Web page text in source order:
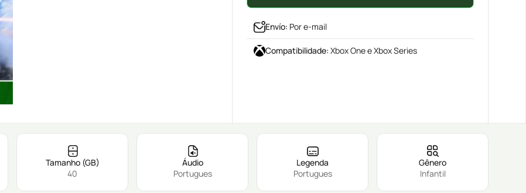
Envío: Por e-mail
Compatibilidade: Xbox One e Xbox Series
Tamanho (GB)
40
Áudio
Portugues
Legenda
Portugues
Gênero
Infantil